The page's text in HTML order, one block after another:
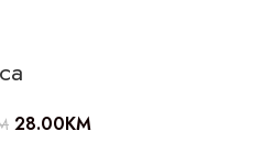
28.00KM